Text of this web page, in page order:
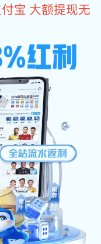
A04
览次数：228